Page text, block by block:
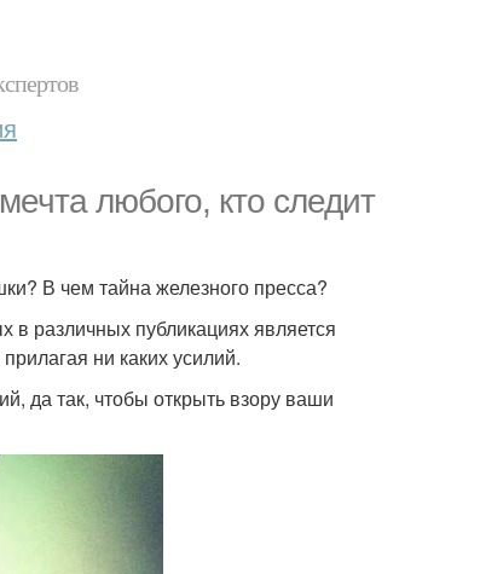
любого, кто следит
В чем тайна железного пресса?
различных публикациях является
ни каких усилий.
да так, чтобы открыть взору ваши